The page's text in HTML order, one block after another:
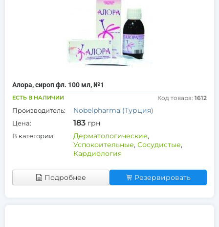
Алора, сироп фл. 100 мл, №1
ЕСТЬ В НАЛИЧИИ Код товара: 1612
Производитель: Nobelpharma (Турция)
Цена: 183 грн
В категории: Дерматологические,
Успокоительные, Сосудистые,
Кардиология
Подробнее Резервировать